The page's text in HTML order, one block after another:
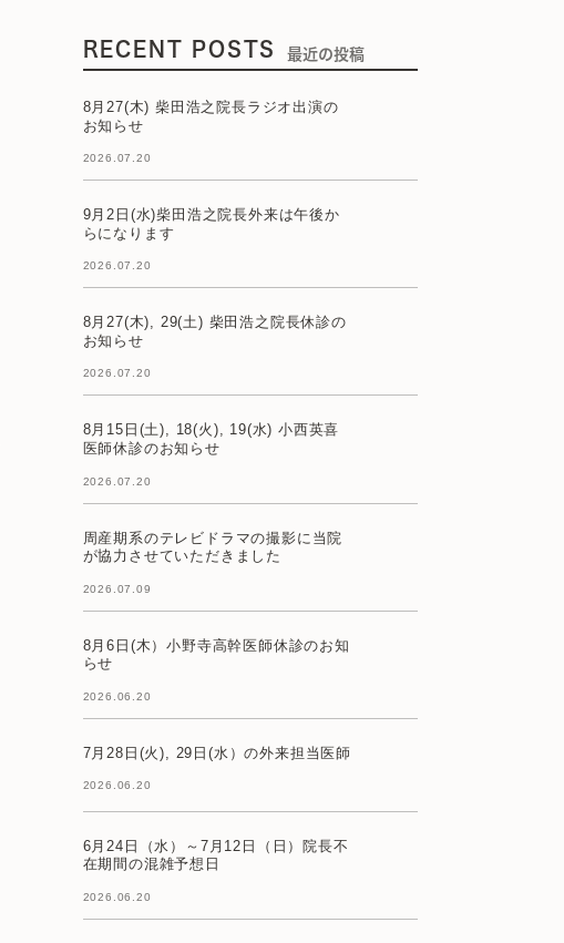
RECENT POSTS 最近の投稿
8月27(木) 柴田浩之院長ラジオ出演の
お知らせ
2026.07.20
9月2日(水)柴田浩之院長外来は午後か
らになります
2026.07.20
8月27(木), 29(土) 柴田浩之院長休診の
お知らせ
2026.07.20
8月15日(土), 18(火), 19(水) 小西英喜
医師休診のお知らせ
2026.07.20
周産期系のテレビドラマの撮影に当院
が協力させていただきました
2026.07.09
8月6日(木）小野寺高幹医師休診のお知
らせ
2026.06.20
7月28日(火), 29日(水）の外来担当医師
2026.06.20
6月24日（水）～7月12日（日）院長不
在期間の混雑予想日
2026.06.20